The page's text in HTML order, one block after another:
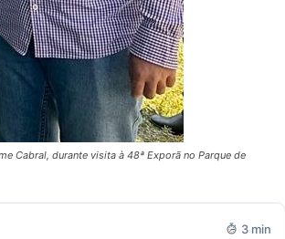
Cabral, durante visita à 48ª Exporã no Parque de
3 min